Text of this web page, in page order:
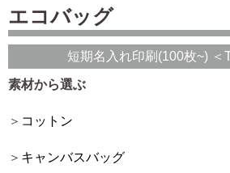
エコバッグ
短期名入れ印刷(100枚~) ＜
素材から選ぶ
コットン
キャンバスバッグ